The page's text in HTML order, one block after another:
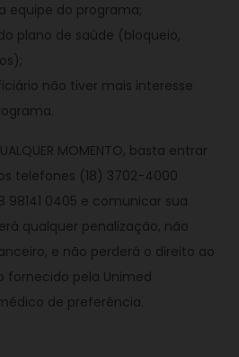
equipe do programa;
plano de saúde (bloqueio,
não tiver mais interesse
MOMENTO, basta entrar
telefones (18) 3702-4000
98141 0405 e comunicar sua
qualquer penalização, não
e não perderá o direito ao
pela Unimed
de preferência.